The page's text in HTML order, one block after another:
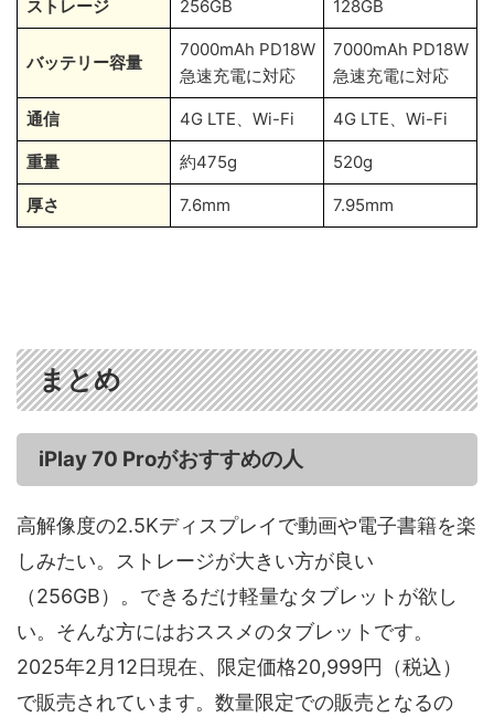
ストレージ 256GB 128GB
バッテリー容量
7000mAh PD18W
急速充電に対応
7000mAh PD18W
急速充電に対応
通信 4G LTE、Wi-Fi 4G LTE、Wi-Fi
重量 約475g 520g
厚さ 7.6mm 7.95mm
まとめ
iPlay 70 Proがおすすめの人
高解像度の2.5Kディスプレイで動画や電子書籍を楽
しみたい。ストレージが大きい方が良い
（256GB）。できるだけ軽量なタブレットが欲し
い。そんな方にはおススメのタブレットです。
2025年2月12日現在、限定価格20,999円（税込）
で販売されています。数量限定での販売となるの